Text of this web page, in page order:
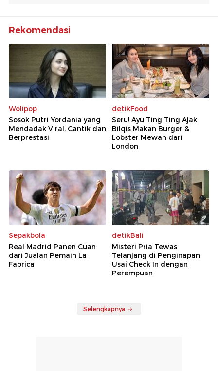
Rekomendasi
Wolipop
Sosok Putri Yordania yang
Mendadak Viral, Cantik dan
Berprestasi
detikFood
Seru! Ayu Ting Ting Ajak
Bilqis Makan Burger &
Lobster Mewah dari
London
Sepakbola
Real Madrid Panen Cuan
dari Jualan Pemain La
Fabrica
detikBali
Misteri Pria Tewas
Telanjang di Penginapan
Usai Check In dengan
Perempuan
Selengkapnya